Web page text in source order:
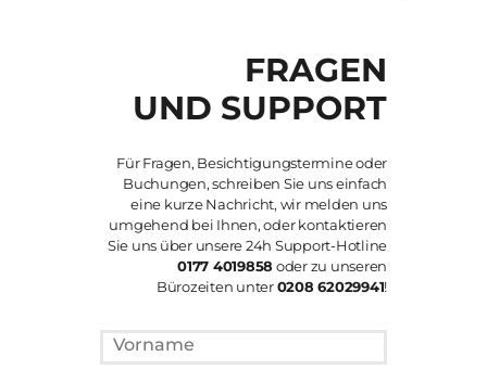
FRAGEN
UND SUPPORT
Für Fragen, Besichtigungstermine oder
Buchungen, schreiben Sie uns einfach
eine kurze Nachricht, wir melden uns
umgehend bei Ihnen, oder kontaktieren
Sie uns über unsere 24h Support-Hotline
0177 4019858 oder zu unseren
Bürozeiten unter0208 62029941!